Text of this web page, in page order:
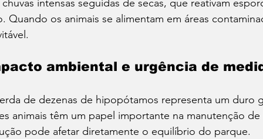
intensas seguidas de secas, que reativam
Quando os animais se alimentam em áreas
ambiental e urgência de
de dezenas de hipopótamos representa um duro
animais têm um papel importante na manutenção
pode afetar diretamente o equilíbrio do parque.